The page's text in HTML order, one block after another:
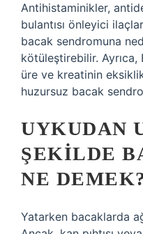
Antihistaminikler,
bulantısı önleyici
bacak sendromuna
kötüleştirebilir.
üre ve kreatinin
huzursuz bacak
UYKUDAN
ŞEKILDE
NE
Yatarken bacaklarda